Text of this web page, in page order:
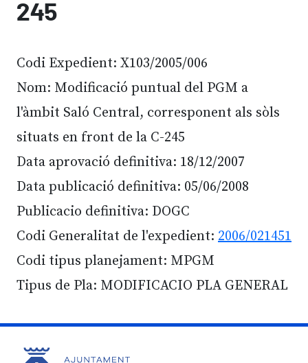
245
Codi Expedient: X103/2005/006
Nom: Modificació puntual del PGM a
l'àmbit Saló Central, corresponent als sòls
situats en front de la C-245
Data aprovació definitiva: 18/12/2007
Data publicació definitiva: 05/06/2008
Publicacio definitiva: DOGC
Codi Generalitat de l'expedient: 2006/021451
Codi tipus planejament: MPGM
Tipus de Pla: MODIFICACIO PLA GENERAL